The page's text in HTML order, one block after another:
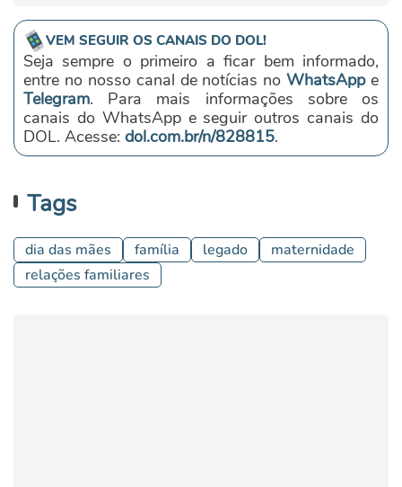
VEM SEGUIR OS CANAIS DO DOL!
Seja sempre o primeiro a ficar bem informado,
entre no nosso canal de notícias noWhatsAppe
Telegram. Para mais informações sobre os
canais do WhatsApp e seguir outros canais do
DOL. Acesse: dol.com.br/n/828815.
Tags
dia das mães família legado
maternidade
relações familiares